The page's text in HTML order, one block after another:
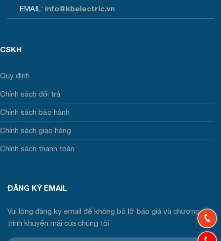
EMAIL: info@kbelectric.vn
CSKH
Quy định
Chính sách đổi trả
Chính sách bảo hành
Chính sách giao hàng
Chính sách thanh toán
ĐĂNG KÝ EMAIL
Vui lòng đăng ký email để không bỏ lỡ báo giá và chương
trình khuyến mãi của chúng tôi